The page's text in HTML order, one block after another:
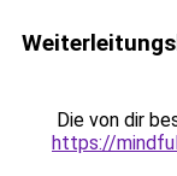
Die von dir
https://